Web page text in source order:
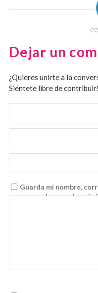
Dejar un
¿Quieres unirte a la
Siéntete libre de contribuir!
Guarda mi nombre,
navegador para la